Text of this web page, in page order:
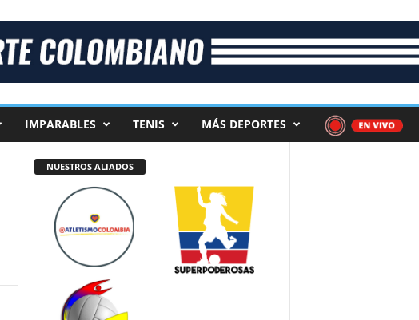
IMPARABLES TENIS MÁS DEPORTES
NUESTROS ALIADOS